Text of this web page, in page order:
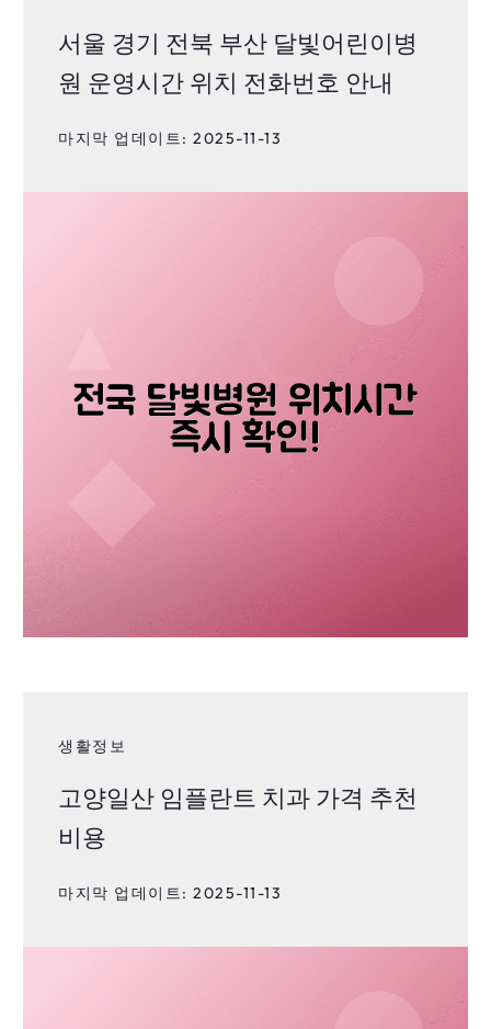
서울 경기 전북 부산 달빛어린이병
원 운영시간 위치 전화번호 안내
마지막 업데이트: 2025-11-13
생활정보
고양일산 임플란트 치과 가격 추천
비용
마지막 업데이트: 2025-11-13